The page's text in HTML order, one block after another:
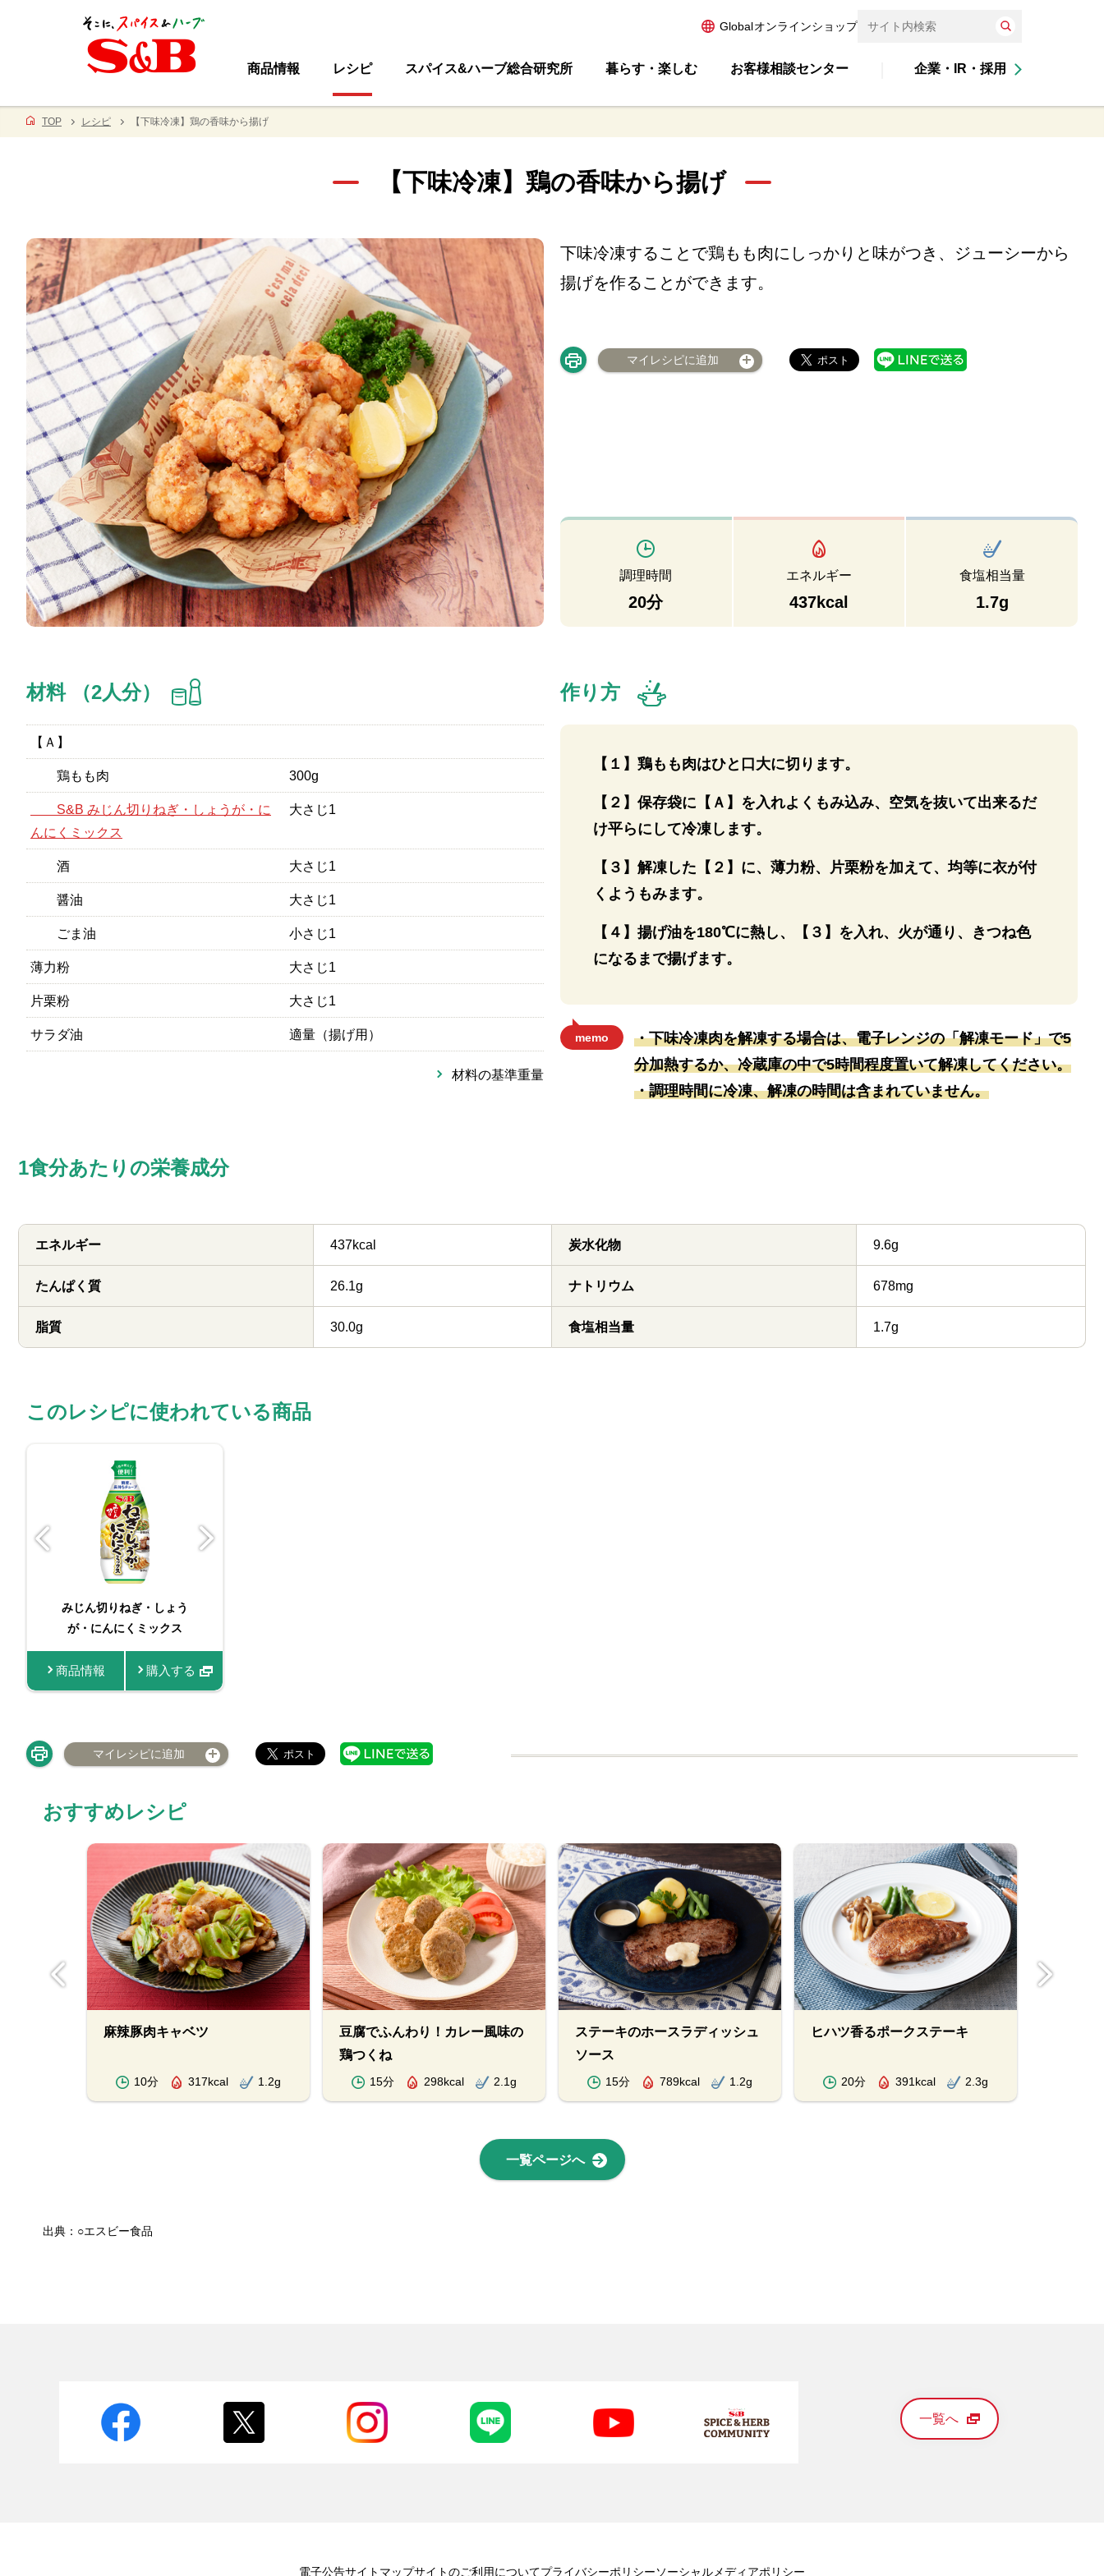
Globalオンラインショップ
商品情報 レシピ スパイス&ハーブ総合研究所 暮らす・楽しむ お客様相談センター 企業・IR・採用
TOP レシピ 【下味冷凍】鶏の香味から揚げ
【下味冷凍】鶏の香味から揚げ
下味冷凍することで鶏もも肉にしっかりと味がつき、ジューシーから
揚げを作ることができます。
マイレシピに追加
調理時間
20分
エネルギー
437kcal
食塩相当量
1.7g
材料 （2人分）
【Ａ】
鶏もも肉 300g
S&B みじん切りねぎ・しょうが・に
んにくミックス
大さじ1
酒 大さじ1
醤油 大さじ1
ごま油 小さじ1
薄力粉 大さじ1
片栗粉 大さじ1
サラダ油 適量（揚げ用）
材料の基準重量
作り方
【１】鶏もも肉はひと口大に切ります。
【２】保存袋に【Ａ】を入れよくもみ込み、空気を抜いて出来るだ
け平らにして冷凍します。
【３】解凍した【２】に、薄力粉、片栗粉を加えて、均等に衣が付
くようもみます。
【４】揚げ油を180℃に熱し、【３】を入れ、火が通り、きつね色
になるまで揚げます。
memo
・下味冷凍肉を解凍する場合は、電子レンジの「解凍モード」で5
分加熱するか、冷蔵庫の中で5時間程度置いて解凍してください。
・調理時間に冷凍、解凍の時間は含まれていません。
1食分あたりの栄養成分
エネルギー 437kcal
たんぱく質 26.1g
脂質 30.0g
炭水化物 9.6g
ナトリウム 678mg
食塩相当量 1.7g
このレシピに使われている商品
みじん切りねぎ・しょう
が・にんにくミックス
商品情報 購入する
マイレシピに追加
おすすめレシピ
麻辣豚肉キャベツ
10分 317kcal 1.2g
豆腐でふんわり！カレー風味の
鶏つくね
15分 298kcal 2.1g
ステーキのホースラディッシュ
ソース
15分 789kcal 1.2g
ヒハツ香るポークステーキ
20分 391kcal 2.3g
一覧ページへ
出典：○エスビー食品
一覧へ
電子公告サイトマップサイトのご利用についてプライバシーポリシーソーシャルメディアポリシー